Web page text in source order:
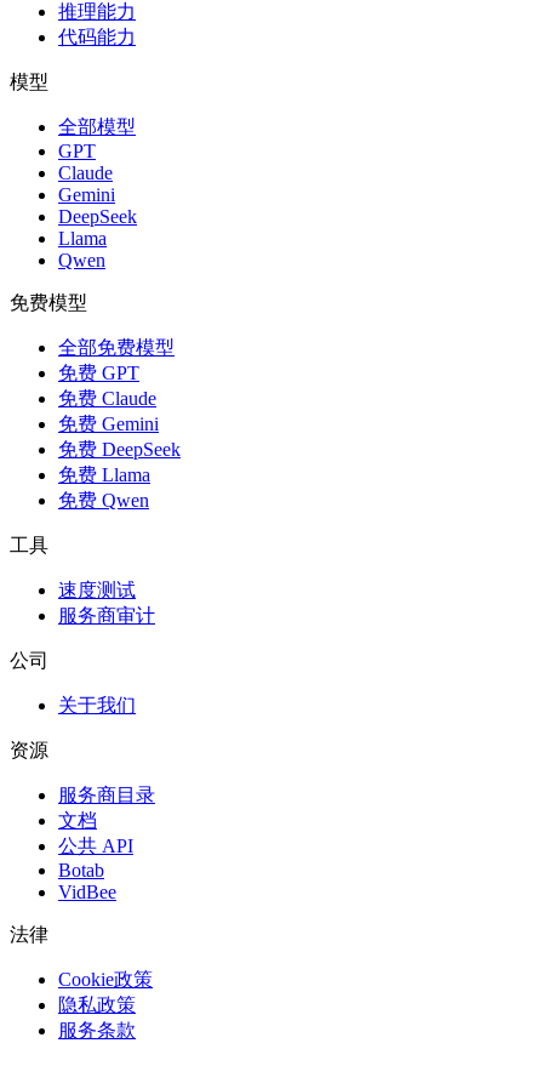
推理能力
代码能力
模型
全部模型
GPT
Claude
Gemini
DeepSeek
Llama
Qwen
免费模型
全部免费模型
免费 GPT
免费 Claude
免费 Gemini
免费 DeepSeek
免费 Llama
免费 Qwen
工具
速度测试
服务商审计
公司
关于我们
资源
服务商目录
文档
公共 API
Botab
VidBee
法律
Cookie政策
隐私政策
服务条款